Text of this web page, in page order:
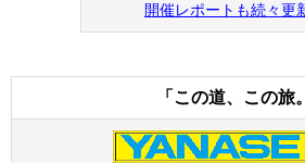
開催レポートも続々更
「この道、この旅